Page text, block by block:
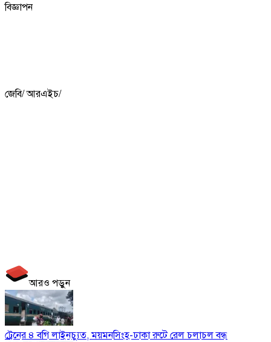
বিজ্ঞাপন
জেবি/ আরএইচ/
আরও পড়ুন
ট্রেনের ৪ বগি লাইনচ্যুত, ময়মনসিংহ-ঢাকা রুটে রেল চলাচল বন্ধ